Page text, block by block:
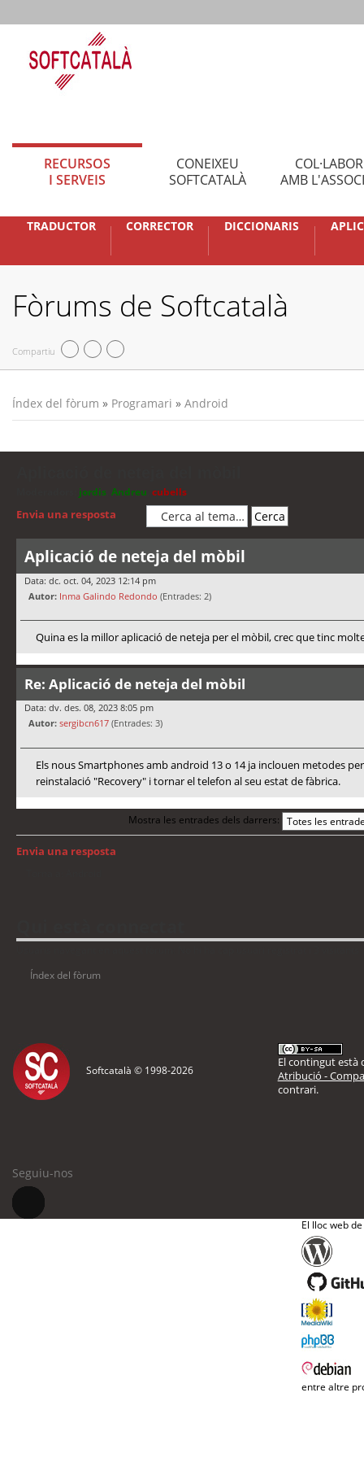
RECURSOS
I SERVEIS
CONEIXEU
SOFTCATALÀ
AMB
TRADUCTOR CORRECTOR DICCIONARIS
Fòrums de Softcatalà
Compartiu
Índex del fòrum » Programari » Android
jordis Andreu cubells
Envia una resposta
Aplicació de neteja del mòbil
Data: dc. oct. 04, 2023 12:14 pm
Autor: Inma Galindo Redondo (Entrades: 2)
Quina es la millor aplicació de neteja per el mòbil, crec que tinc
Re: Aplicació de neteja del mòbil
Data: dv. des. 08, 2023 8:05 pm
Autor: sergibcn617 (Entrades: 3)
Els nous Smartphones amb android 13 o 14 ja inclouen metodes
reinstalació "Recovery" i tornar el telefon al seu estat de fàbrica.
Mostra les entrades dels darrers:
Envia una resposta
Índex del fòrum
Softcatalà © 1998-2026
El contingut està
Atribució -
contrari.
Seguiu-nos
El lloc web
entre altre